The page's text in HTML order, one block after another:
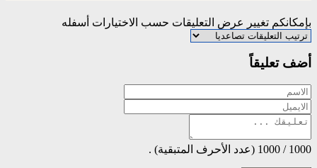
بإمكانكم تغيير عرض التعليقات حسب الاختيارات أسفله
أضف تعليقاً
1000
/
1000 (عدد الأحرف المتبقية) .